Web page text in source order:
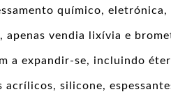
químico, eletrónica,
vendia lixívia e
a expandir-se, incluindo
acrílicos, silicone,